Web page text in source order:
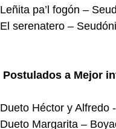
Leñita pa’l fogón –
El serenatero –
Postulados a Mejor
Dueto Héctor y Alfredo
Dueto Margarita –